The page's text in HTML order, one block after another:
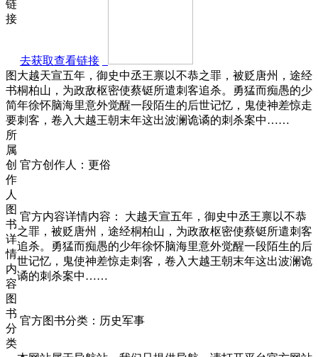
链
接
去获取查看链接
图
书
简
要
大越天宣五年，御史中丞王禀以不恭之罪，被贬唐州，途经
桐柏山，为政敌枢密使蔡铤所遣刺客追杀。勇猛而痴愚的少
年徐怀脑海里意外觉醒一段陌生的后世记忆，鬼使神差惊走
刺客，卷入大越王朝末年这出波澜诡谲的刺杀案中……
所
属
创
作
人
官方创作人：更俗
图
书
详
情
内
容
官方内容详情内容： 大越天宣五年，御史中丞王禀以不恭
之罪，被贬唐州，途经桐柏山，为政敌枢密使蔡铤所遣刺客
追杀。勇猛而痴愚的少年徐怀脑海里意外觉醒一段陌生的后
世记忆，鬼使神差惊走刺客，卷入大越王朝末年这出波澜诡
谲的刺杀案中……
图
书
分
类
官方图书分类：历史军事